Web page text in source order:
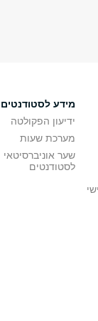
מידע לסטודנטים
ידיעון הפקולטה
מערכת שעות
שער אוניברסיטאי
לסטודנטים